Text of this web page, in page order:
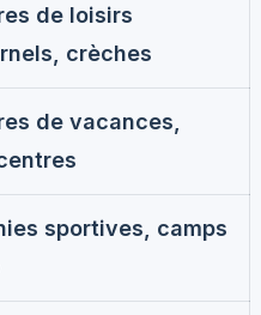
de loisirs
crèches
de vacances,
sportives, camps